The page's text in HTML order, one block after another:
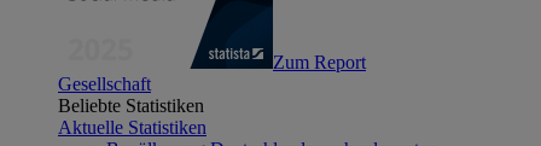
Zum Report
Gesellschaft
Beliebte Statistiken
Aktuelle Statistiken